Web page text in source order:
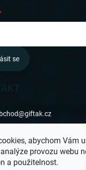
abychom Vám
provozu webu
a použitelnost.
se
@giftak.cz
se mi líbí!